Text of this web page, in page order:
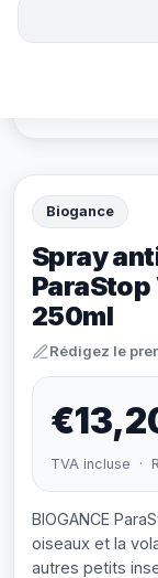
Biogance
Spray
ParaStop
250ml
Rédigez le
TVA incluse ·
BIOGANCE
oiseaux et la
autres petits